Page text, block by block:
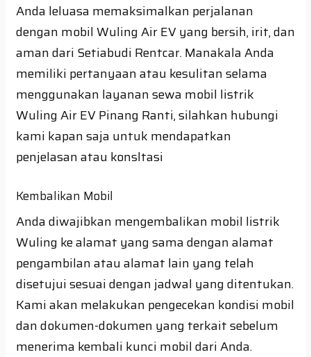
Anda leluasa memaksimalkan perjalanan
dengan mobil Wuling Air EV yang bersih, irit, dan
aman dari Setiabudi Rentcar. Manakala Anda
memiliki pertanyaan atau kesulitan selama
menggunakan layanan sewa mobil listrik
Wuling Air EV Pinang Ranti, silahkan hubungi
kami kapan saja untuk mendapatkan
penjelasan atau konsltasi
Kembalikan Mobil
Anda diwajibkan mengembalikan mobil listrik
Wuling ke alamat yang sama dengan alamat
pengambilan atau alamat lain yang telah
disetujui sesuai dengan jadwal yang ditentukan.
Kami akan melakukan pengecekan kondisi mobil
dan dokumen-dokumen yang terkait sebelum
menerima kembali kunci mobil dari Anda.